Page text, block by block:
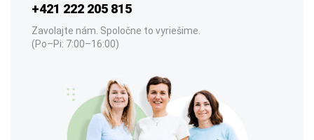
+421 222 205 815
Zavolajte nám. Spoločne to vyriešime.
(Po–Pi: 7:00–16:00)